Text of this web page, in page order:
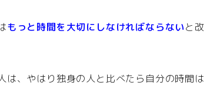
もっと時間を大切にしなければならないと改
、やはり独身の人と比べたら自分の時間は